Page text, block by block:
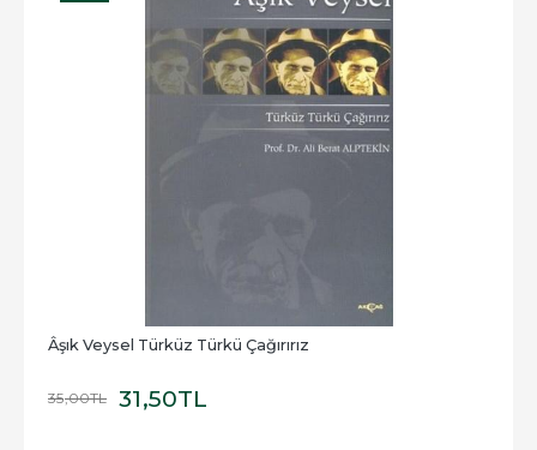
Âşık Veysel Türküz Türkü Çağırırız
35,00TL 31,50TL